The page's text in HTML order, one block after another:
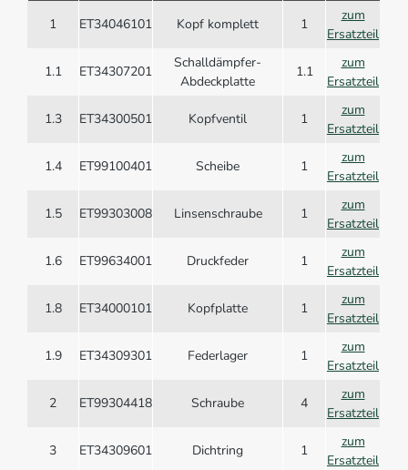
1
ET34046101 Kopf komplett 1
zum
Ersatzteil
1.1 ET34307201
Schalldämpfer-
Abdeckplatte
1.1
zum
Ersatzteil
1.3 ET34300501 Kopfventil 1
zum
Ersatzteil
1.4 ET99100401 Scheibe 1
zum
Ersatzteil
1.5 ET99303008 Linsenschraube 1
zum
Ersatzteil
1.6 ET99634001 Druckfeder 1
zum
Ersatzteil
1.8 ET34000101 Kopfplatte 1
zum
Ersatzteil
1.9 ET34309301 Federlager 1
zum
Ersatzteil
2 ET99304418 Schraube 4
zum
Ersatzteil
3 ET34309601 Dichtring 1
zum
Ersatzteil